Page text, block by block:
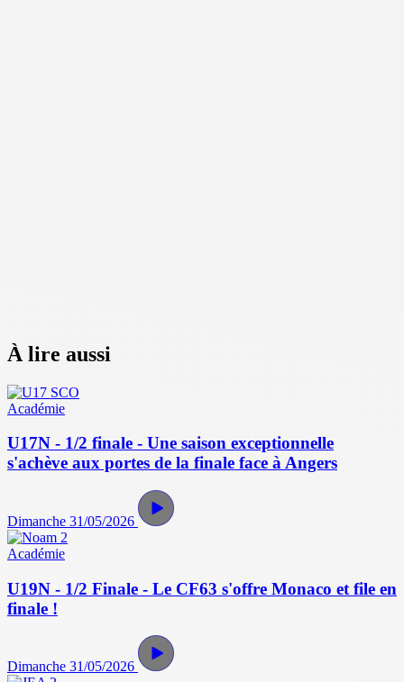
À lire aussi
Académie
U17N - 1/2 finale - Une saison exceptionnelle
s'achève aux portes de la finale face à Angers
Dimanche 31/05/2026
Académie
U19N - 1/2 Finale - Le CF63 s'offre Monaco et file en
finale !
Dimanche 31/05/2026